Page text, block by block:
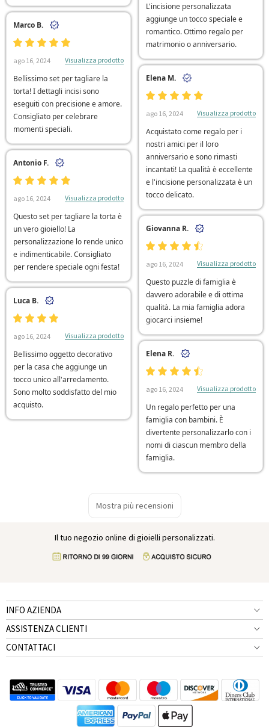
L'incisione personalizzata
aggiunge un tocco speciale e
romantico. Ottimo regalo per
matrimonio o anniversario.
Marco B.
ago 16, 2024 Visualizza prodotto
Bellissimo set per tagliare la
torta! I dettagli incisi sono
eseguiti con precisione e amore.
Consigliato per celebrare
momenti speciali.
Elena M.
ago 16, 2024 Visualizza prodotto
Acquistato come regalo per i
nostri amici per il loro
anniversario e sono rimasti
incantati! La qualità è eccellente
e l'incisione personalizzata è un
tocco delicato.
Antonio F.
ago 16, 2024 Visualizza prodotto
Questo set per tagliare la torta è
un vero gioiello! La
personalizzazione lo rende unico
e indimenticabile. Consigliato
per rendere speciale ogni festa!
Giovanna R.
ago 16, 2024 Visualizza prodotto
Questo puzzle di famiglia è
davvero adorabile e di ottima
qualità. La mia famiglia adora
giocarci insieme!
Luca B.
ago 16, 2024 Visualizza prodotto
Bellissimo oggetto decorativo
per la casa che aggiunge un
tocco unico all'arredamento.
Sono molto soddisfatto del mio
acquisto.
Elena R.
ago 16, 2024 Visualizza prodotto
Un regalo perfetto per una
famiglia con bambini. È
divertente personalizzarlo con i
nomi di ciascun membro della
famiglia.
Mostra più recensioni
Il tuo negozio online di gioielli personalizzati.
INFO AZIENDA
ASSISTENZA CLIENTI
CONTATTACI